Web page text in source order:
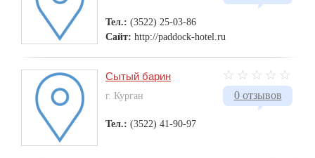
Тел.: (3522) 25-03-86
Сайт: http://paddock-hotel.ru
0 отзывов
Сытый барин
г. Курган
Тел.: (3522) 41-90-97